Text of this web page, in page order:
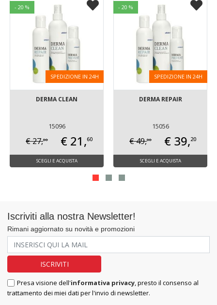
- 20 %
SPEDIZIONE IN 24H
DERMA CLEAN
15096
€ 27,00 € 21,60
SCEGLI E ACQUISTA
- 20 %
SPEDIZIONE IN 24H
DERMA REPAIR
15056
€ 49,00 € 39,20
SCEGLI E ACQUISTA
Iscriviti alla nostra Newsletter!
Rimani aggiornato su novità e promozioni
Presa visione dell'informativa privacy , presto il consenso al
trattamento dei miei dati per l'invio di newsletter.